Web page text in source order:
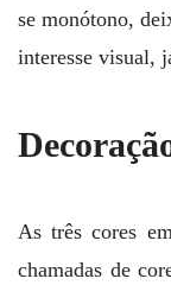
se monótono,
interesse visual,
As três cores
chamadas de